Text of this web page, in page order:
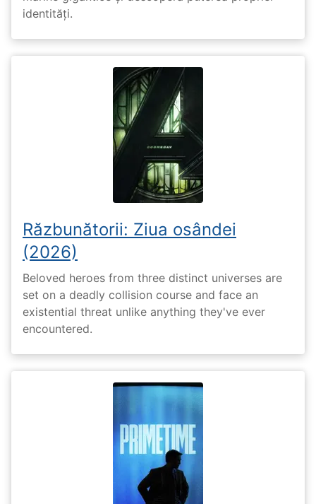
identități.
Răzbunătorii: Ziua osândei
(2026)
Beloved heroes from three distinct universes are
set on a deadly collision course and face an
existential threat unlike anything they've ever
encountered.